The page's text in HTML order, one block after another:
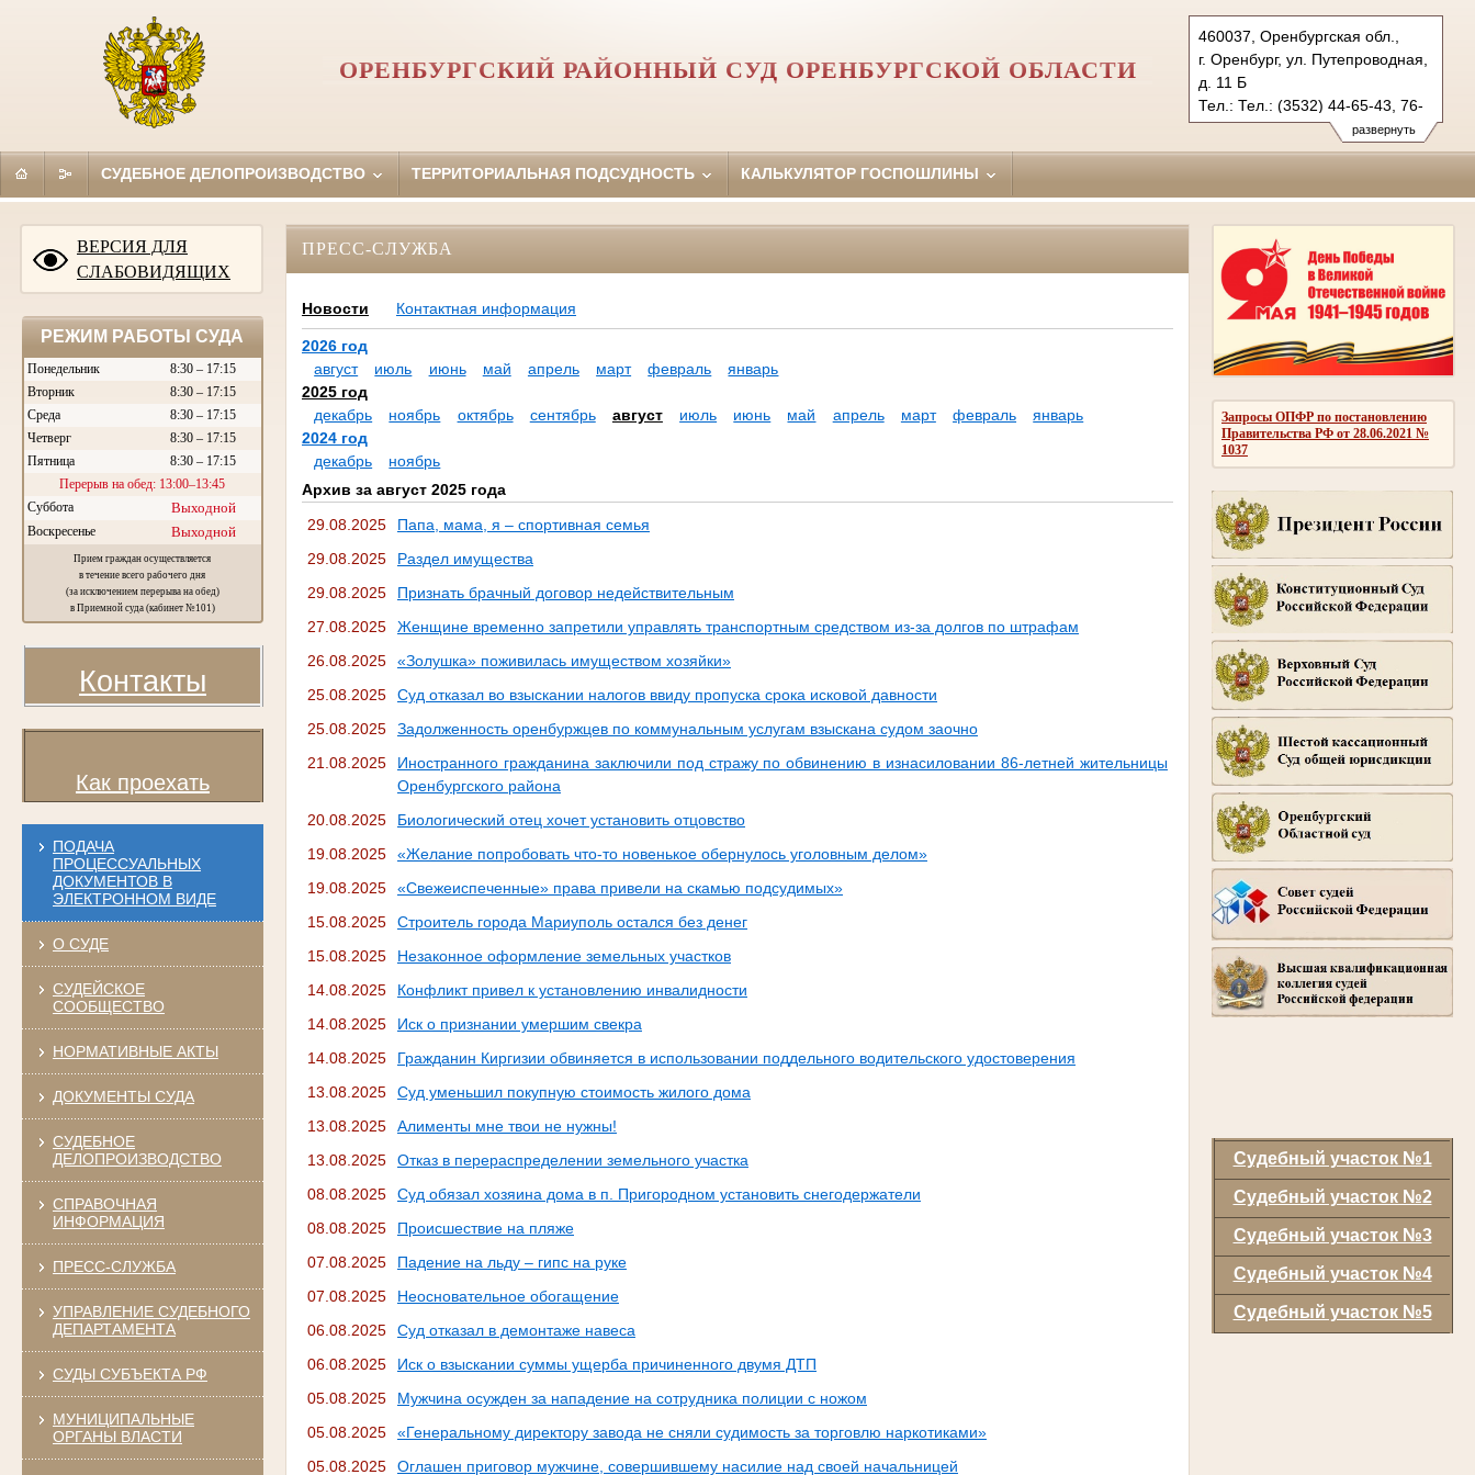
развернуть
460037, Оренбургская обл.,
г. Оренбург, ул. Путепроводная,
д. 11 Б
Тел.: Тел.: (3532) 44-65-43, 76-
13-98
orenburgsky.orb@sudrf.ru
ОРЕНБУРГСКИЙ РАЙОННЫЙ СУД ОРЕНБУРГСКОЙ ОБЛАСТИ
СУДЕБНОЕ ДЕЛОПРОИЗВОДСТВО ТЕРРИТОРИАЛЬНАЯ ПОДСУДНОСТЬ КАЛЬКУЛЯТОР ГОСПОШЛИНЫ
ВЕРСИЯ ДЛЯ
СЛАБОВИДЯЩИХ
РЕЖИМ РАБОТЫ СУДА
Понедельник
8:30 – 17:15
Вторник
8:30 – 17:15
Среда
8:30 – 17:15
Четверг
8:30 – 17:15
Пятница
8:30 – 17:15
Перерыв на обед: 13:00–13:45
Суббота
Выходной
Воскресенье Выходной
Прием граждан осуществляется
в течение всего рабочего дня
(за исключением перерыва на обед)
в Приемной суда (кабинет №101)
Контакты
Как проехать
ПОДАЧА
ПРОЦЕССУАЛЬНЫХ
ДОКУМЕНТОВ В
ЭЛЕКТРОННОМ ВИДЕ
О СУДЕ
СУДЕЙСКОЕ
СООБЩЕСТВО
НОРМАТИВНЫЕ АКТЫ
ДОКУМЕНТЫ СУДА
СУДЕБНОЕ
ДЕЛОПРОИЗВОДСТВО
СПРАВОЧНАЯ
ИНФОРМАЦИЯ
ПРЕСС-СЛУЖБА
УПРАВЛЕНИЕ СУДЕБНОГО
ДЕПАРТАМЕНТА
СУДЫ СУБЪЕКТА РФ
МУНИЦИПАЛЬНЫЕ
ОРГАНЫ ВЛАСТИ
Запросы ОПФР по постановлению
Правительства РФ от 28.06.2021 №
1037
Судебный участок №1
Судебный участок №2
Судебный участок №3
Судебный участок №4
Судебный участок №5
ПРЕСС-СЛУЖБА
Новости Контактная информация
2026 год
август
июль июнь май апрель март февраль
январь
2025 год
декабрь
ноябрь октябрь сентябрь август июль июнь май апрель март февраль
январь
2024 год
декабрь
ноябрь
Архив за август 2025 года
29.08.2025
Папа, мама, я – спортивная семья
29.08.2025
Раздел имущества
29.08.2025
Признать брачный договор недействительным
27.08.2025
Женщине временно запретили управлять транспортным средством из-за долгов по штрафам
26.08.2025
«Золушка» поживилась имуществом хозяйки»
25.08.2025
Суд отказал во взыскании налогов ввиду пропуска срока исковой давности
25.08.2025
Задолженность оренбуржцев по коммунальным услугам взыскана судом заочно
21.08.2025
Иностранного гражданина заключили под стражу по обвинению в изнасиловании 86-летней жительницы
Оренбургского района
20.08.2025
Биологический отец хочет установить отцовство
19.08.2025
«Желание попробовать что-то новенькое обернулось уголовным делом»
19.08.2025
«Свежеиспеченные» права привели на скамью подсудимых»
15.08.2025
Строитель города Мариуполь остался без денег
15.08.2025
Незаконное оформление земельных участков
14.08.2025
Конфликт привел к установлению инвалидности
14.08.2025
Иск о признании умершим свекра
14.08.2025
Гражданин Киргизии обвиняется в использовании поддельного водительского удостоверения
13.08.2025
Суд уменьшил покупную стоимость жилого дома
13.08.2025
Алименты мне твои не нужны!
13.08.2025
Отказ в перераспределении земельного участка
08.08.2025
Суд обязал хозяина дома в п. Пригородном установить снегодержатели
08.08.2025
Происшествие на пляже
07.08.2025
Падение на льду – гипс на руке
07.08.2025
Неосновательное обогащение
06.08.2025
Суд отказал в демонтаже навеса
06.08.2025
Иск о взыскании суммы ущерба причиненного двумя ДТП
05.08.2025
Мужчина осужден за нападение на сотрудника полиции с ножом
05.08.2025
«Генеральному директору завода не сняли судимость за торговлю наркотиками»
05.08.2025
Оглашен приговор мужчине, совершившему насилие над своей начальницей